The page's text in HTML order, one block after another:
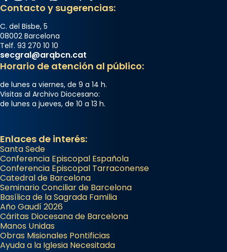
Contacto y sugerencias:
C. del Bisbe, 5
08002 Barcelona
Telf. 93 270 10 10
secgral@arqbcn.cat
Horario de atención al público:
de lunes a viernes, de 9 a 14 h.
Visitas al Archivo Diocesano:
de lunes a jueves, de 10 a 13 h.
Enlaces de interés:
Santa Sede
Conferencia Episcopal Española
Conferencia Episcopal Tarraconense
Catedral de Barcelona
Seminario Conciliar de Barcelona
Basílica de la Sagrada Familia
Año Gaudí 2026
Cáritas Diocesana de Barcelona
Manos Unidas
Obras Misionales Pontificias
Ayuda a la Iglesia Necesitada